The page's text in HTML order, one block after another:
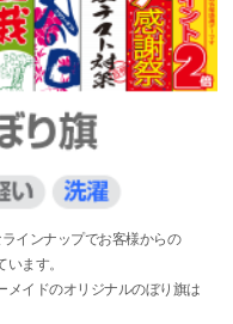
インナップでお客様からの
ます。
メイドのオリジナルのぼり旗は